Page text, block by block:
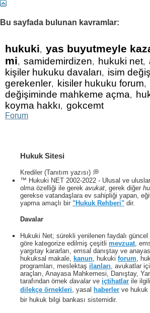
41 42 43 44 45
51 52 53 54 55 56
Bu sayfada bulunan kavramlar:
hukuki, yas buyutmeyle
mi, samidemirdizen, hukuki net,
kişiler hukuku davaları, isim
gerekenler, kisiler hukuku forum,
değişiminde mahkeme açma,
koyma hakkı, gokcemt
Forum
Hukuk Sitesi
Krediler (Tanıtım yazısı) 💭
™ Hukuki NET 2002-2022 - Ulusal ve
olma özelliği ile gerek avukat, gerek diğer
gerekse vatandaşlara ev sahipliği yapan,
yapma amaçlı bir "Hukuk Rehberi" dir.
Davalar
Hukuki Net; sürekli yenilenen faydalı
göre kategorize edilmiş çeşitli mevzuat ,
yargıtay kararları, emsal danıştay ve
hukuksal makale, kanun , hukuki forum ,
programları, meslektaş ilanları , avukatlar
araçları, Anayasa Mahkemesi, Danıştay,
tarafından örnek davalarve içtihatlar ile
dilekçe örnekleri , yasal haberler ve hukuk
bir hukuk bilgi bankası sistemidir.